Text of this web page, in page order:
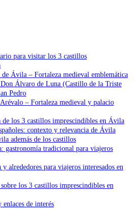
para visitar los 3 castillos
Ávila – Fortaleza medieval emblemática
Álvaro de Luna (Castillo de la Triste
Pedro
– Fortaleza medieval y palacio
de los 3 castillos imprescindibles en Ávila
contexto y relevancia de Ávila
además de los castillos
gastronomía tradicional para viajeros
alrededores para viajeros interesados en
los 3 castillos imprescindibles en
de interés